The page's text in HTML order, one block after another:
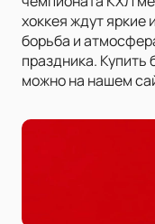
хоккея ждут
борьба и
праздника.
можно на нашем